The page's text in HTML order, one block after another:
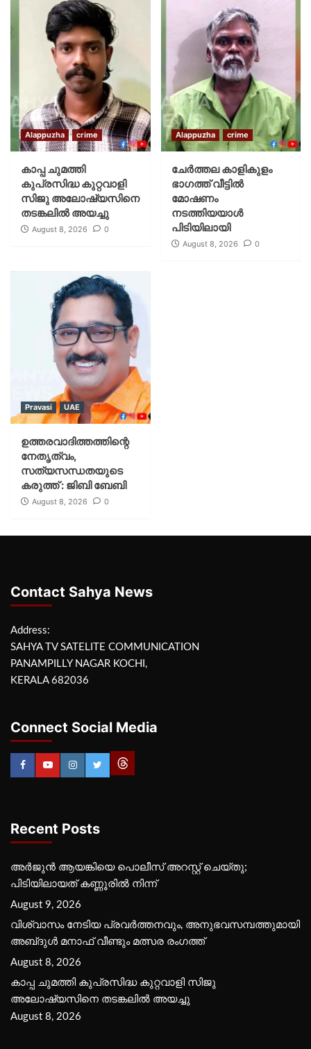
Alappuzha crime
കാപ്പ ചുമത്തി
കുപ്രസിദ്ധ കുറ്റവാളി
സിജു അലോഷ്യസിനെ
തടങ്കലിൽ അയച്ചു
August 8, 2026 0
Alappuzha crime
ചേർത്തല കാളികുളം
ഭാഗത്ത് വീട്ടിൽ
മോഷണം
നടത്തിയയാൾ
പിടിയിലായി
August 8, 2026 0
Pravasi UAE
ഉത്തരവാദിത്തത്തിന്റെ
നേതൃത്വം,
സത്യസന്ധതയുടെ
കരുത്ത് : ജിബി ബേബി
August 8, 2026 0
Contact Sahya News
Address:
SAHYA TV SATELITE COMMUNICATION
PANAMPILLY NAGAR KOCHI,
KERALA 682036
Connect Social Media
Recent Posts
അർജുൻ ആയങ്കിയെ പൊലീസ് അറസ്റ്റ് ചെയ്‌തു;
പിടിയിലായത് കണ്ണൂരിൽ നിന്ന്
August 9, 2026
വിശ്വാസം നേടിയ പ്രവർത്തനവും, അനുഭവസമ്പത്തുമായി
അബ്‌ദുൾ മനാഫ് വീണ്ടും മത്സര രംഗത്ത്
August 8, 2026
കാപ്പ ചുമത്തി കുപ്രസിദ്ധ കുറ്റവാളി സിജു
അലോഷ്യസിനെ തടങ്കലിൽ അയച്ചു
August 8, 2026